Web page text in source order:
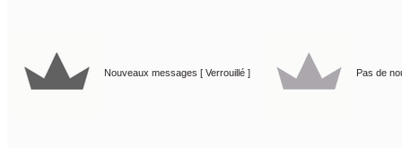
Nouveaux messages [ Verrouillé ] Pas de